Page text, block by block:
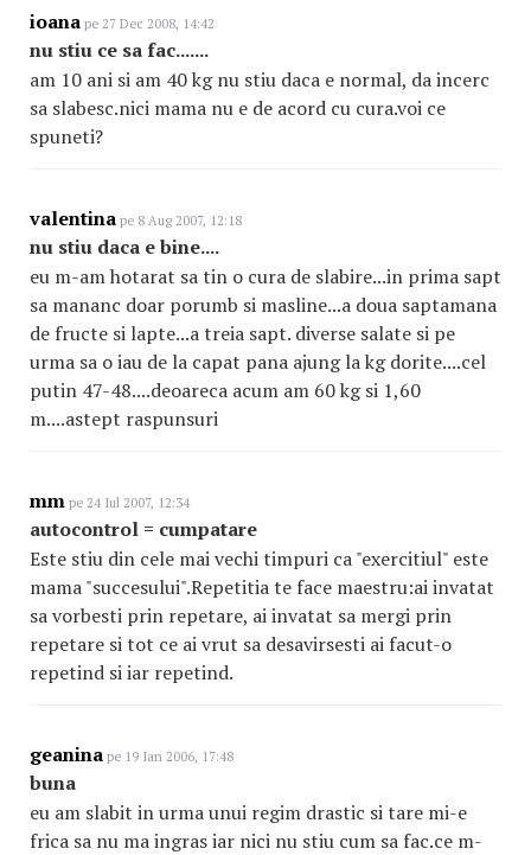
ioana pe 27 Dec 2008, 14:42
nu stiu ce sa fac.......
am 10 ani si am 40 kg nu stiu daca e normal, da incerc
sa slabesc.nici mama nu e de acord cu cura.voi ce
spuneti?
valentina pe 8 Aug 2007, 12:18
nu stiu daca e bine....
eu m-am hotarat sa tin o cura de slabire...in prima sapt
sa mananc doar porumb si masline...a doua saptamana
de fructe si lapte...a treia sapt. diverse salate si pe
urma sa o iau de la capat pana ajung la kg dorite....cel
putin 47-48....deoareca acum am 60 kg si 1,60
m....astept raspunsuri
mm pe 24 Iul 2007, 12:34
autocontrol = cumpatare
Este stiu din cele mai vechi timpuri ca "exercitiul" este
mama "succesului".Repetitia te face maestru:ai invatat
sa vorbesti prin repetare, ai invatat sa mergi prin
repetare si tot ce ai vrut sa desavirsesti ai facut-o
repetind si iar repetind.
geanina pe 19 Ian 2006, 17:48
buna
eu am slabit in urma unui regim drastic si tare mi-e
frica sa nu ma ingras iar nici nu stiu cum sa fac.ce m-